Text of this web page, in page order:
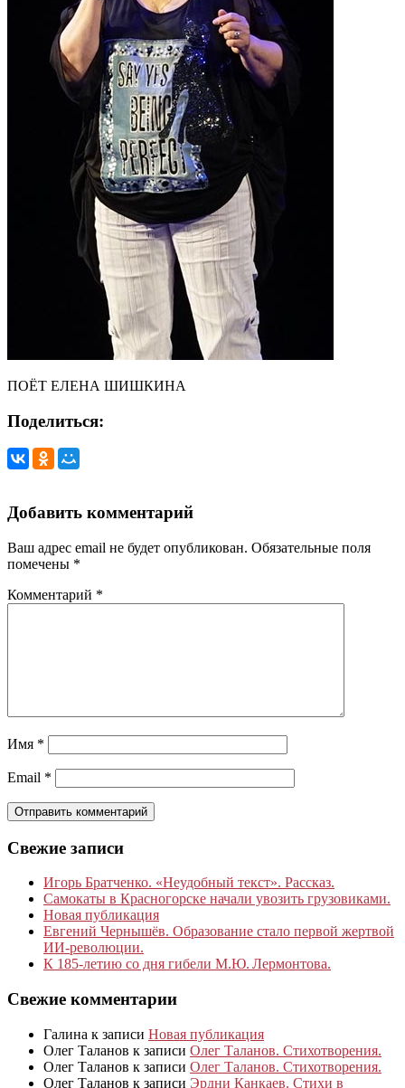
ПОЁТ ЕЛЕНА ШИШКИНА
Поделиться:
Добавить комментарий
Ваш адрес email не будет опубликован. Обязательные поля
помечены *
Комментарий *
Имя *
Email *
Свежие записи
Игорь Братченко. «Неудобный текст». Рассказ.
Самокаты в Красногорске начали увозить грузовиками.
Новая публикация
Евгений Чернышёв. Образование стало первой жертвой
ИИ-революции.
К 185‑летию со дня гибели М.Ю. Лермонтова.
Свежие комментарии
Галина к записи Новая публикация
Олег Таланов к записи Олег Таланов. Стихотворения.
Олег Таланов к записи Олег Таланов. Стихотворения.
Олег Таланов к записи Эрдни Канкаев. Стихи в